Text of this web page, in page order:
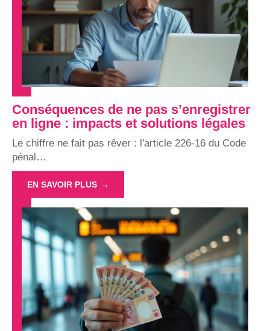
Conséquences de ne pas s’enregistrer
en ligne : impacts et solutions légales
Le chiffre ne fait pas rêver : l'article 226-16 du Code
pénal…
EN SAVOIR PLUS